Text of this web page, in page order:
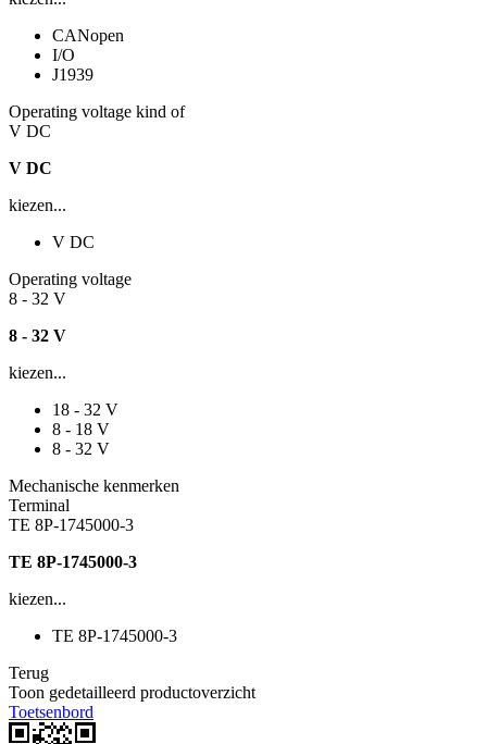
CANopen
I/O
J1939
Operating voltage kind of
V DC
V DC
kiezen...
V DC
Operating voltage
8 - 32 V
8 - 32 V
kiezen...
18 - 32 V
8 - 18 V
8 - 32 V
Mechanische kenmerken
Terminal
TE 8P-1745000-3
TE 8P-1745000-3
kiezen...
TE 8P-1745000-3
Terug
Toon gedetailleerd productoverzicht
Toetsenbord